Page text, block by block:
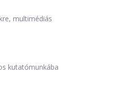
multimédiás
kutatómunkába